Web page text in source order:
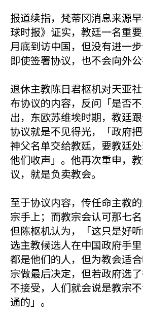
报道续指，梵蒂冈消息来源
球时报》证实，教廷一名重
月底到访中国，但没有进一
即使签署协议，也不会向外公
退休主教陈日君枢机对天亚
布协议的内容，反问「是否
出，东欧苏维埃时期，教廷
协议就是不见得光，「政府把
神父名单交给教廷，要教廷
他们收声」。他再次重申，
议，就是负卖教会。
至于协议内容，传任命主教
宗手上；而教宗会认可那七名
但陈枢机认为，「这只是好
选主教候选人在中国政府手
都是他们的人，但为教会适
宗做最后决定，但若政府选
不接受，人们就会说是教宗
通的」。